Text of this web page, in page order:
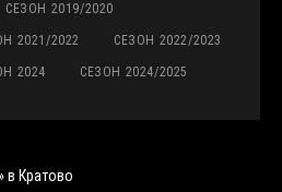
СЕЗОН 2019/2020
2021/2022 СЕЗОН 2022/2023
2024 СЕЗОН 2024/2025
в Кратово